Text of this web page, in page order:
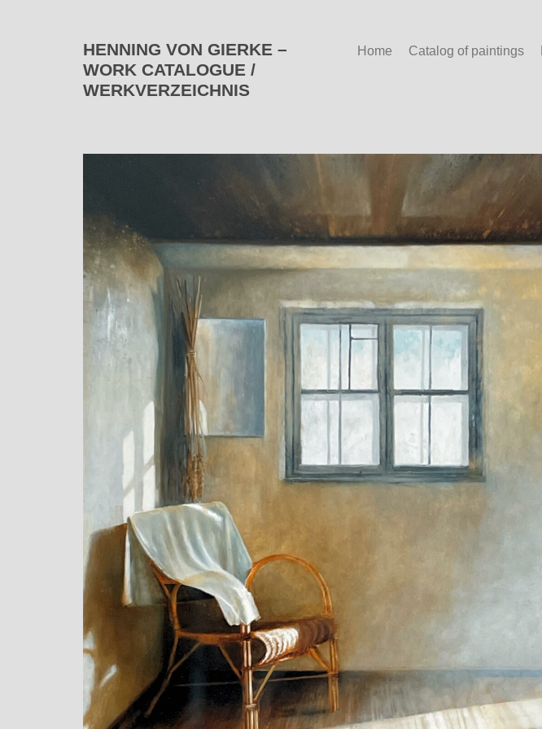
HENNING VON GIERKE –
WORK CATALOGUE /
WERKVERZEICHNIS
Home Catalog of paintings